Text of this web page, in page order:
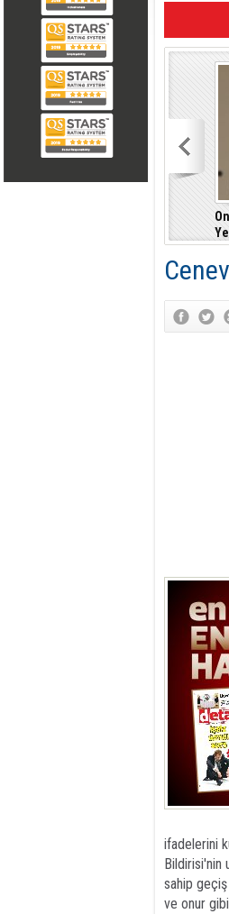
ifadelerini
Bildirisi'nin
sahip geçiş
ve onur